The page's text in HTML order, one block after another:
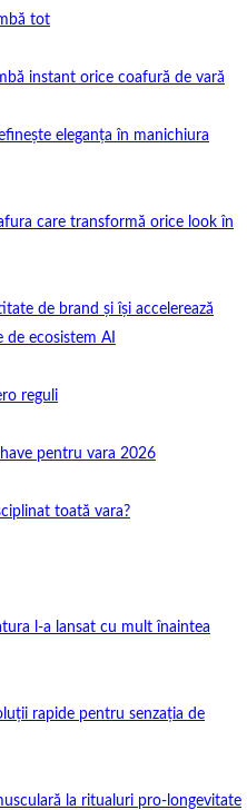
tot
instant orice coafură de vară
eleganța în manichiura
care transformă orice look în
de brand și își accelerează
ecosistem AI
reguli
pentru vara 2026
toată vara?
l-a lansat cu mult înaintea
rapide pentru senzația de
la ritualuri pro‑longevitate